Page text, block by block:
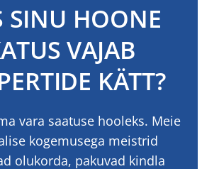
SINU HOONE
VAJAB
KÄTT?
vara saatuse hooleks. Meie
kogemusega meistrid
olukorda, pakuvad kindla